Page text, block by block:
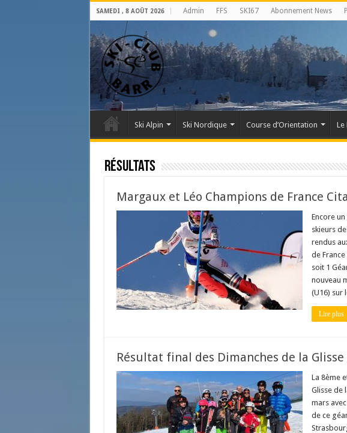
SAMEDI , 8 AOÛT 2026 Admin FFS SKI67 Abonnement News
Ski Alpin Ski Nordique Course d’Orientation Le
Résultats
Margaux et Léo Champions de France
Encore
skieurs
rendus
de
soit 1
nouveau
(U16) sur
Lire plus
Résultat final des Dimanches de la Glisse
La 8ème
Glisse de
mars
de ce